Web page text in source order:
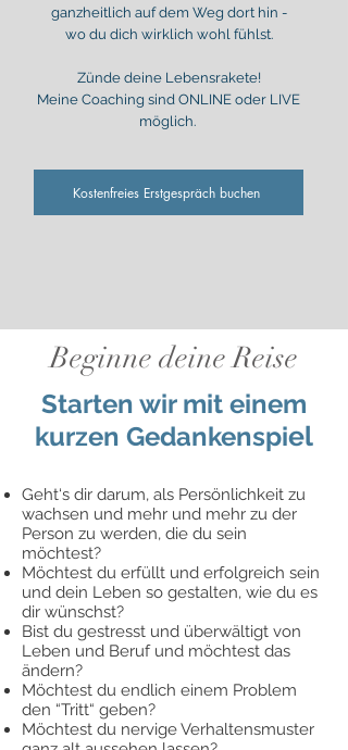
ganzheitlich auf dem Weg dort hin -
wo du dich wirklich wohl fühlst.
Zünde deine Lebensrakete!
Meine Coaching sind ONLINE oder LIVE
möglich.
Kostenfreies Erstgespräch buchen
Beginne deine Reise
Starten wir mit einem
kurzen Gedankenspiel
Geht‘s dir darum, als Persönlichkeit zu
wachsen und mehr und mehr zu der
Person zu werden, die du sein
möchtest?
Möchtest du erfüllt und erfolgreich sein
und dein Leben so gestalten, wie du es
dir wünschst?
Bist du gestresst und überwältigt von
Leben und Beruf und möchtest das
ändern?
Möchtest du endlich einem Problem
den “Tritt“ geben?
Möchtest du nervige Verhaltensmuster